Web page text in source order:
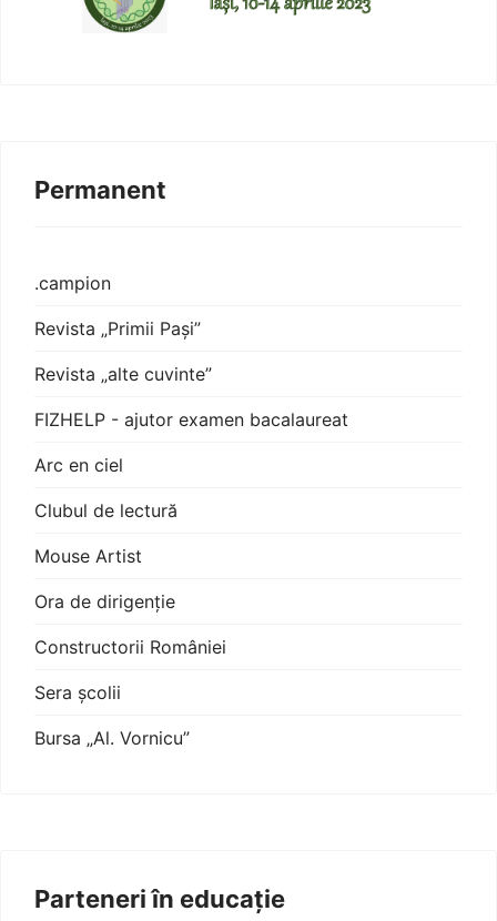
Permanent
.campion
Revista „Primii Pași”
Revista „alte cuvinte”
FIZHELP - ajutor examen bacalaureat
Arc en ciel
Clubul de lectură
Mouse Artist
Ora de dirigenție
Constructorii României
Sera școlii
Bursa „Al. Vornicu”
Parteneri în educație